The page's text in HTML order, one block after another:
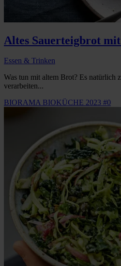
Altes Sauerteigbrot
Essen & Trinken
Was tun mit altem Brot? Es natürlich
verarbeiten...
BIORAMA BIOKÜCHE 2023 #0